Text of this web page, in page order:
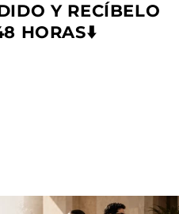
Y RECÍBELO
HORAS⬇️